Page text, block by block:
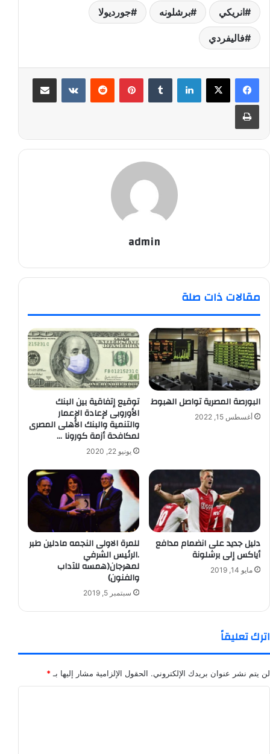
انريكي برشلونه جورديولا
فاليفردي
لينكدإن بينتيريست
admin
مقالات ذات صلة
البورصة المصرية تواصل الهبوط
أغسطس 15, 2022
توقيع إتفاقية بين البنك
الأوروبى لإعادة الإعمار
والتنمية والبنك الأهلى المصرى
لمكافحة أزمة كورونا …
يونيو 22, 2020
دليل جديد على انضمام مدافع
أياكس إلى برشلونة
مايو 14, 2019
للمرة الاولى النجمه مادلين طبر
.الرئيس الشرفي
لمهرجان(همسه للآداب
والفنون)
سبتمبر 5, 2019
اترك تعليقاً
لن يتم نشر عنوان بريدك الإلكتروني. الحقول الإلزامية مشار إليها بـ*